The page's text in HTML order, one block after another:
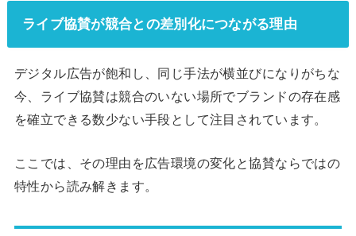
ライブ協賛が競合との差別化につながる理由
デジタル広告が飽和し、同じ手法が横並びになりがちな
今、ライブ協賛は競合のいない場所でブランドの存在感
を確立できる数少ない手段として注目されています。
ここでは、その理由を広告環境の変化と協賛ならではの
特性から読み解きます。